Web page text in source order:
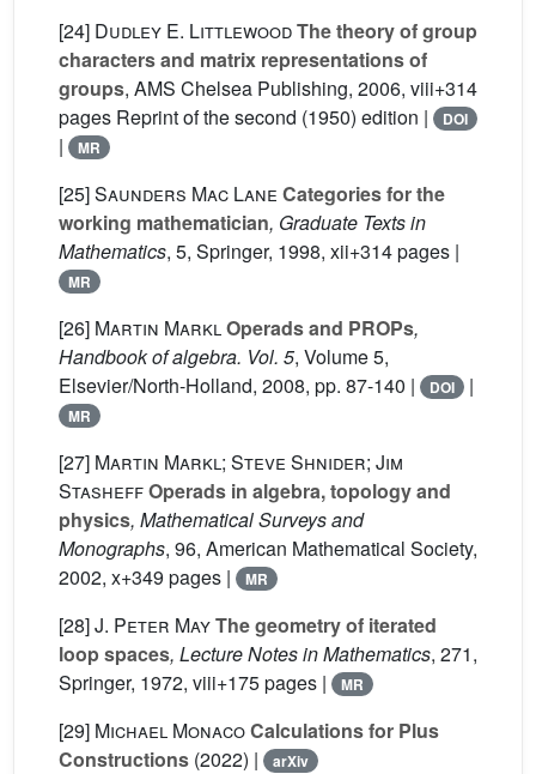
[24] Dudley E. LittlewoodThe theory of group
characters and matrix representations of
groups, AMS Chelsea Publishing, 2006, viii+314
pages Reprint of the second (1950) edition |
DOI
| MR
[25]Saunders Mac Lane Categories for the
working mathematician, Graduate Texts in
Mathematics, 5, Springer, 1998, xii+314 pages |
MR
[26] Martin MarklOperads and PROPs,
Handbook of algebra. Vol. 5, Volume 5,
Elsevier/North-Holland, 2008, pp. 87-140 |
DOI |
MR
[27] Martin Markl; Steve Shnider; Jim
StasheffOperads in algebra, topology and
physics, Mathematical Surveys and
Monographs, 96, American Mathematical Society,
2002, x+349 pages |
MR
[28]J. Peter MayThe geometry of iterated
loop spaces, Lecture Notes in Mathematics, 271,
Springer, 1972, viii+175 pages |
MR
[29] Michael MonacoCalculations for Plus
Constructions (2022) | arXiv